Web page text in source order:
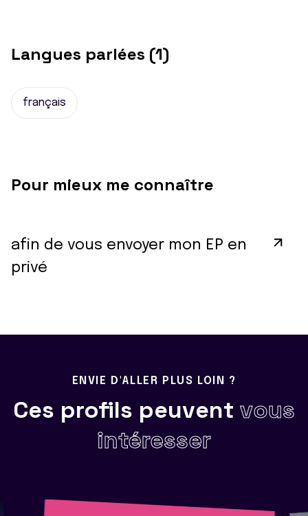
Langues parlées (1)
français
Pour mieux me connaître
afin de vous envoyer mon EP en
privé
ENVIE D'ALLER PLUS LOIN ?
Ces profils peuvent vous
intéresser